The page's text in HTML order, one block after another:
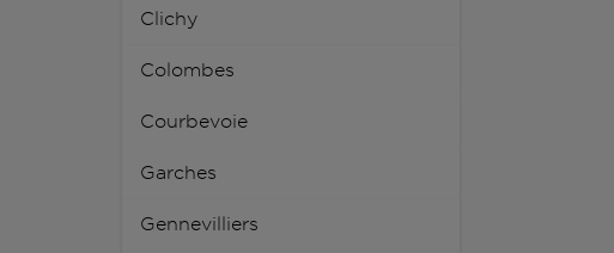
Clichy
Colombes
Courbevoie
Garches
Gennevilliers